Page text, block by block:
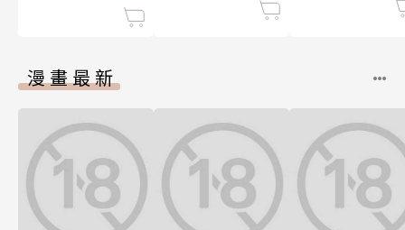
漫畫最新